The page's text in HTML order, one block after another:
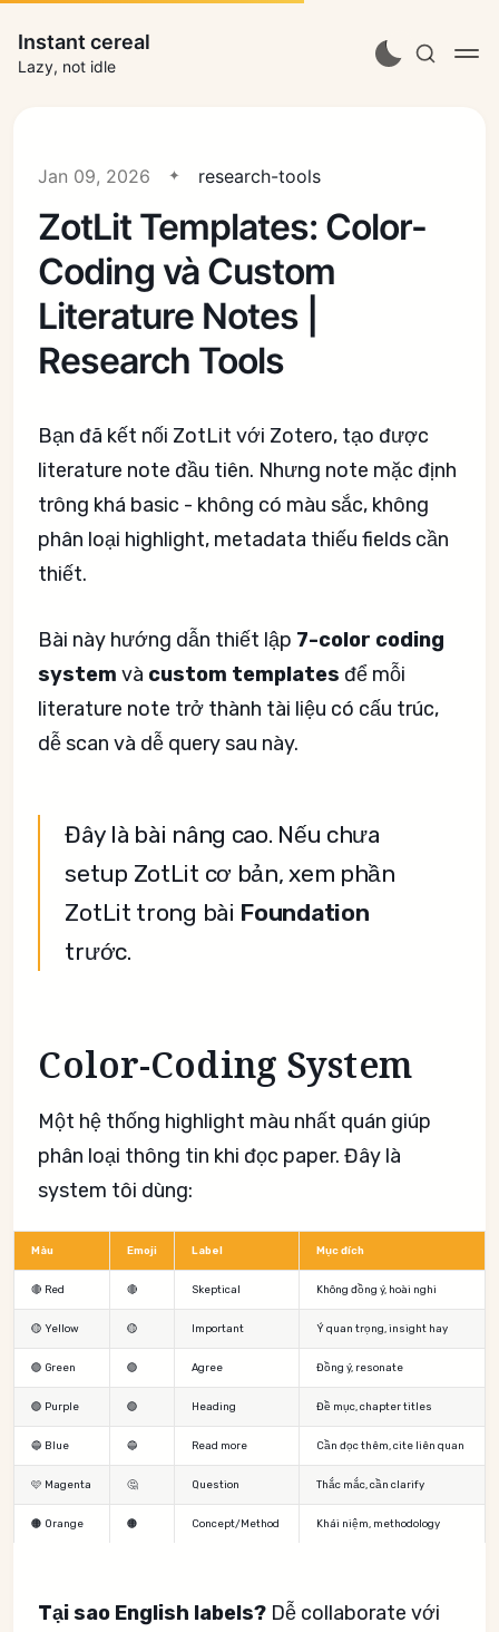
Instant cereal
Lazy, not idle
Jan 09, 2026 research-tools
ZotLit Templates: Color-
Coding và Custom
Literature Notes |
Research Tools
Bạn đã kết nối ZotLit với Zotero, tạo được
literature note đầu tiên. Nhưng note mặc định
trông khá basic - không có màu sắc, không
phân loại highlight, metadata thiếu fields cần
thiết.
Bài này hướng dẫn thiết lập 7-color coding
system và custom templates để mỗi
literature note trở thành tài liệu có cấu trúc,
dễ scan và dễ query sau này.
Đây là bài nâng cao. Nếu chưa
setup ZotLit cơ bản, xem phần
ZotLit trong bài Foundation
trước.
Color-Coding System
Một hệ thống highlight màu nhất quán giúp
phân loại thông tin khi đọc paper. Đây là
system tôi dùng:
Màu Emoji Label Mục đích
🔴 Red 🔴 Skeptical Không đồng ý, hoài nghi
🟡 Yellow 🟡 Important Ý quan trọng, insight hay
🟢 Green 🟢 Agree Đồng ý, resonate
🟣 Purple 🟣 Heading Đề mục, chapter titles
🔵 Blue 🔵 Read more Cần đọc thêm, cite liên quan
🩷 Magenta 🤔 Question Thắc mắc, cần clarify
🟠 Orange 🟠 Concept/Method Khái niệm, methodology
Tại sao English labels? Dễ collaborate với